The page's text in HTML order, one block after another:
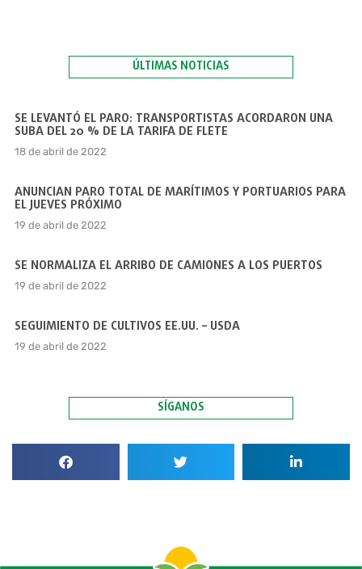
ÚLTIMAS NOTICIAS
SE LEVANTÓ EL PARO: TRANSPORTISTAS ACORDARON UNA
SUBA DEL 20 % DE LA TARIFA DE FLETE
18 de abril de 2022
ANUNCIAN PARO TOTAL DE MARÍTIMOS Y PORTUARIOS PARA
EL JUEVES PRÓXIMO
19 de abril de 2022
SE NORMALIZA EL ARRIBO DE CAMIONES A LOS PUERTOS
19 de abril de 2022
SEGUIMIENTO DE CULTIVOS EE.UU. – USDA
19 de abril de 2022
SÍGANOS